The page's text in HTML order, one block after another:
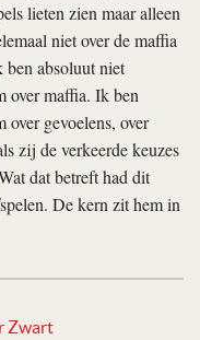
Zwart
lieten zien maar alleen
niet over de maffia
ben absoluut niet
over maffia. Ik ben
over gevoelens, over
zij de verkeerde keuzes
dat betreft had dit
De kern zit hem in